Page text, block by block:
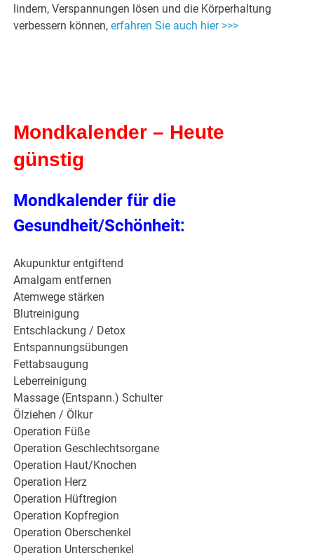
lindern, Verspannungen lösen und die Körperhaltung
verbessern können,erfahren Sie auch hier >>>
Mondkalender – Heute
günstig
Mondkalender für die
Gesundheit/Schönheit:
Akupunktur entgiftend
Amalgam entfernen
Atemwege stärken
Blutreinigung
Entschlackung / Detox
Entspannungsübungen
Fettabsaugung
Leberreinigung
Massage (Entspann.) Schulter
Ölziehen / Ölkur
Operation Füße
Operation Geschlechtsorgane
Operation Haut/Knochen
Operation Herz
Operation Hüftregion
Operation Kopfregion
Operation Oberschenkel
Operation Unterschenkel